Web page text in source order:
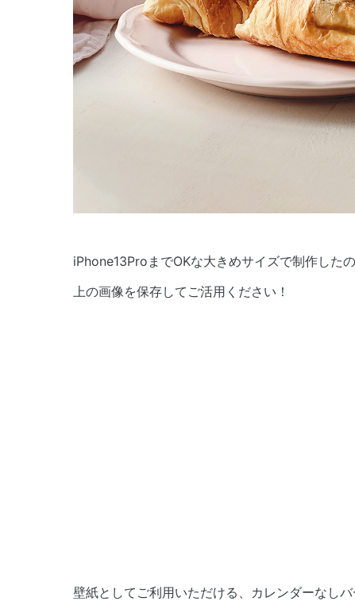
iPhone13ProまでOKな大きめサイズで制作した
上の画像を保存してご活用ください！
壁紙としてご利用いただける、カレンダーなし